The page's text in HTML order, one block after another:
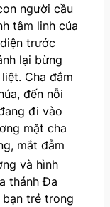
người cầu
tâm linh của
trước
lại bừng
Cha đắm
đến nỗi
đi vào
mặt cha
mắt đẫm
và hình
thánh Đa
trẻ trong